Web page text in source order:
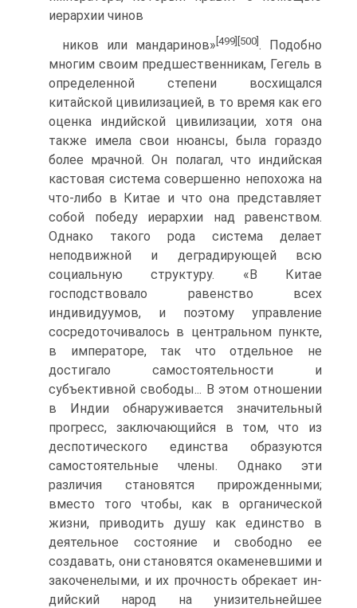
иерархии чинов­
ников или мандаринов» [499] [500]. Подобно
многим своим предшественникам, Гегель в
определенной степени восхищался
китайской цивилизацией, в то время как его
оценка индийской цивилизации, хотя она
также име­ла свои нюансы, была гораздо
более мрачной. Он полагал, что индий­ская
кастовая система совершенно непохожа на
что-либо в Китае и что она представляет
собой победу иерархии над равенством.
Однако тако­го рода система делает
неподвижной и деградирующей всю
социальную структуру. «В Китае
господствовало равенство всех
индивидуумов, и по­этому управление
сосредоточивалось в центральном пункте,
в императо­ре, так что отдельное не
достигало самостоятельности и
субъективной свободы... В этом отношении
в Индии обнаруживается значительный
прогресс, заключающийся в том, что из
деспотического единства обра­зуются
самостоятельные члены. Однако эти
различия становятся при­рожденными;
вместо того чтобы, как в органической
жизни, приводить душу как единство в
деятельное состояние и свободно ее
создавать, они становятся окаменевшими и
закоченелыми, и их прочность обрекает ин­
дийский народ на унизительнейшее